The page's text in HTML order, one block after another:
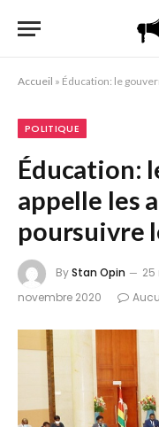
Accueil » Éducation: le
POLITIQUE
Éducation:
appelle les
poursuivre
ByStan Opin 25
novembre 2020